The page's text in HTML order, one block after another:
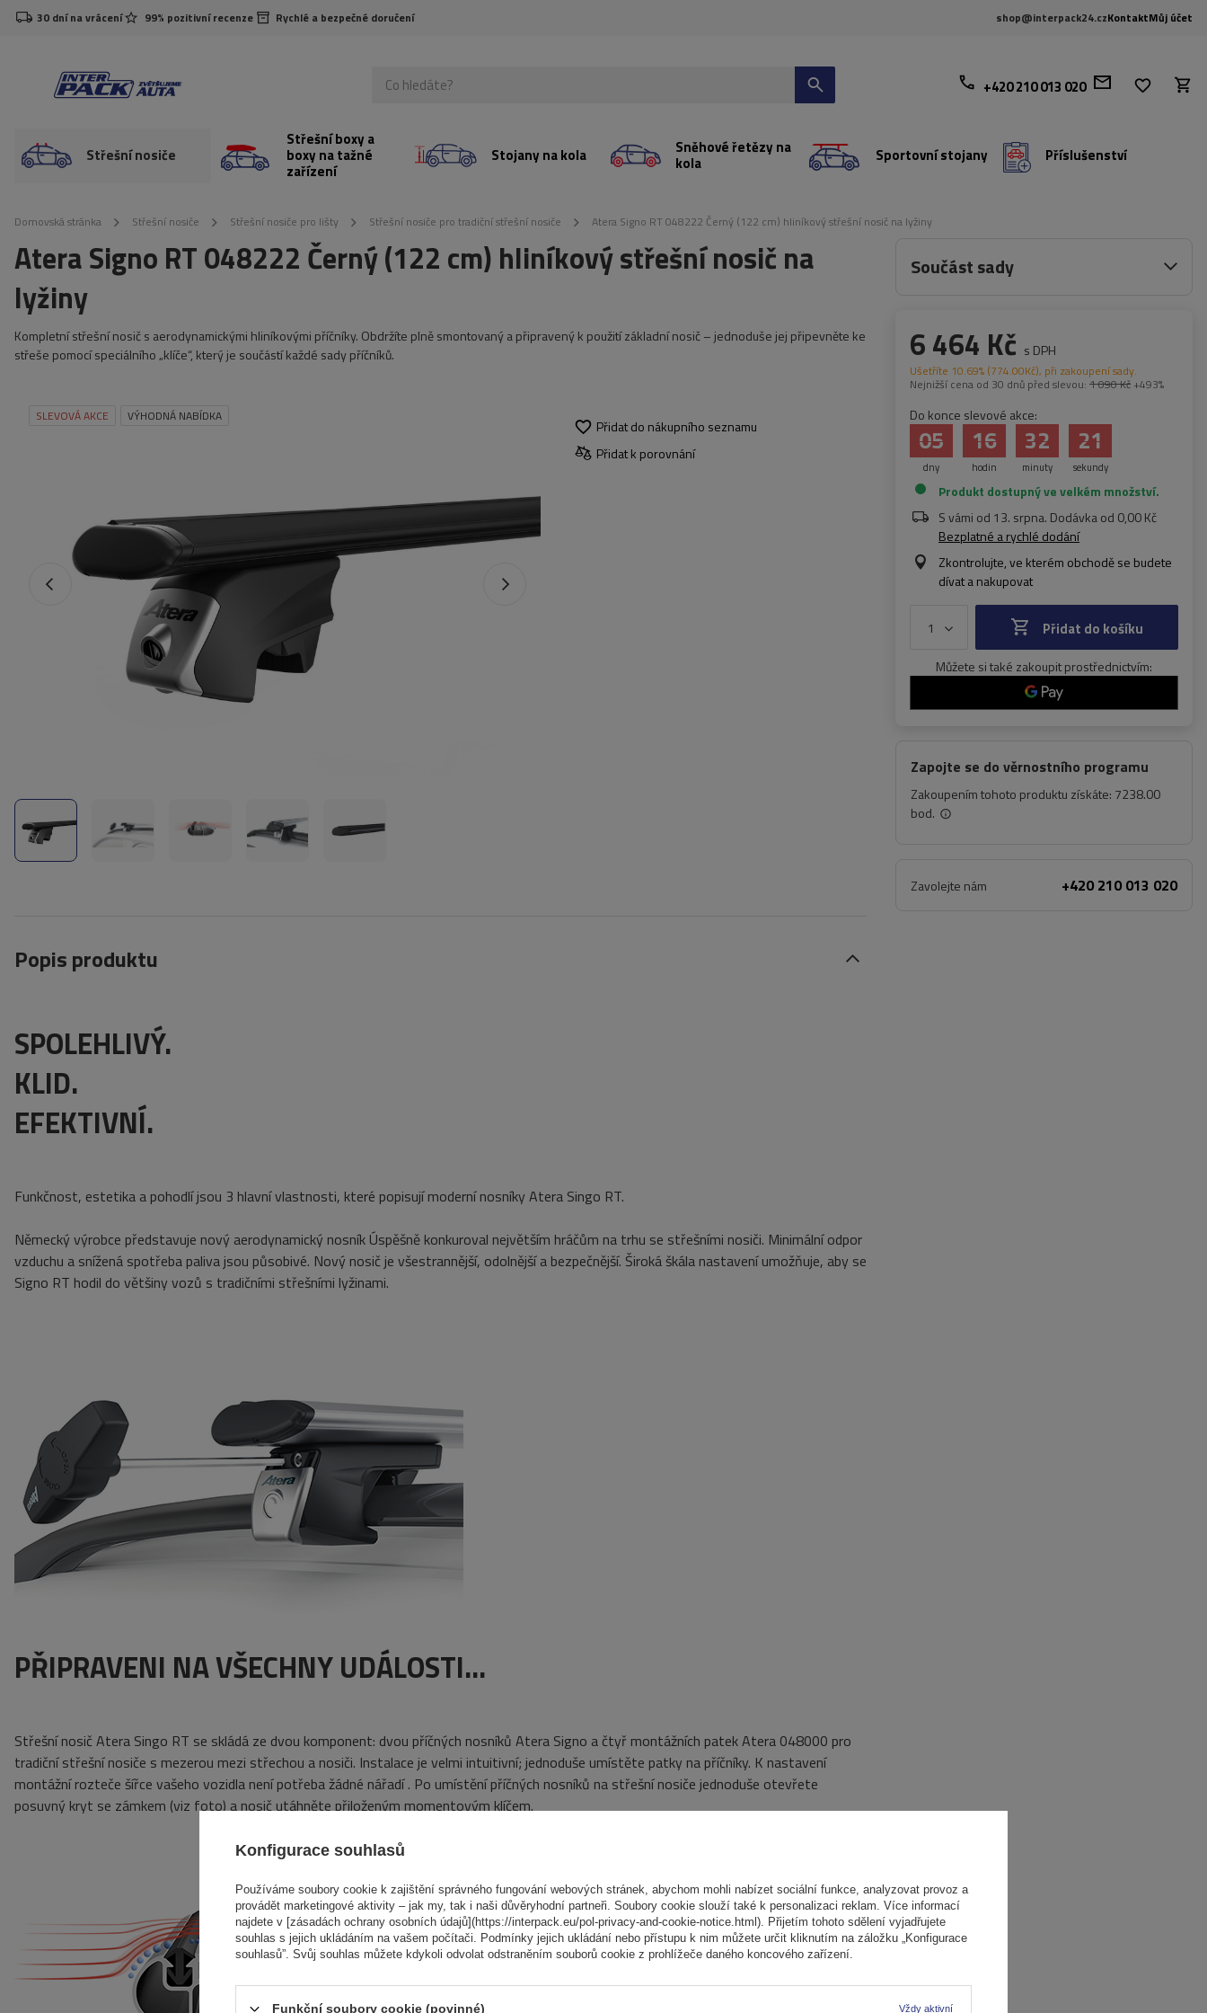
30 dní na vrácení 99% pozitivní recenze Rychlé a bezpečné doručení shop@interpack24.czKontaktMůj účet
+420 210 013 020
Střešní nosiče
Střešní boxy a
boxy na tažné
zařízení
Stojany na kola Sněhové řetězy na
kola Sportovní stojany Příslušenství
Domovská stránka Střešní nosiče Střešní nosiče pro lišty Střešní nosiče pro tradiční střešní nosiče Atera Signo RT 048222 Černý (122 cm) hliníkový střešní nosič na lyžiny
Atera Signo RT 048222 Černý (122 cm) hliníkový střešní nosič na
lyžiny
Kompletní střešní nosič s aerodynamickými hliníkovými příčníky. Obdržíte plně smontovaný a připravený k použití základní nosič – jednoduše jej připevněte ke
střeše pomocí speciálního „klíče“, který je součástí každé sady příčníků.
SLEVOVÁ AKCE VÝHODNÁ NABÍDKA
Přidat do nákupního seznamu
Přidat k porovnání
Součást sady
6 464 Kč s DPH
Ušetříte 10.69% (774.00Kč), při zakoupení sady.
Nejnižší cena od 30 dnů před slevou: 1 090 Kč +493%
Do konce slevové akce:
dny
05
hodin
16
minuty
32
sekundy
20
Produkt dostupný ve velkém množství
S vámi od 13. srpna. Dodávka od 0,00 Kč
Bezplatné a rychlé dodání
Zkontrolujte, ve kterém obchodě se budete
dívat a nakupovat
Přidat do košíku
Můžete si také zakoupit prostřednictvím:
Zapojte se do věrnostního programu
Zakoupením tohoto produktu získáte: 7238.00
bod.
Zavolejte nám +420 210 013 020
Popis produktu
SPOLEHLIVÝ.
KLID.
EFEKTIVNÍ.
Funkčnost, estetika a pohodlí jsou 3 hlavní vlastnosti, které popisují moderní nosníky Atera Singo RT.
Německý výrobce představuje nový aerodynamický nosník Úspěšně konkuroval největším hráčům na trhu se střešními nosiči. Minimální odpor
vzduchu a snížená spotřeba palivajsou působivé. Nový nosič je všestrannější, odolnější a bezpečnější. Široká škála nastavení umožňuje, aby se
Signo RT hodil do většiny vozů s tradičními střešními lyžinami.
PŘIPRAVENI NA VŠECHNY UDÁLOSTI...
Střešní nosič Atera Singo RT se skládá ze dvou komponent: dvou příčných nosníků Atera Signo a čtyř montážních patek Atera 048000 pro
tradiční střešní nosiče s mezerou mezi střechou a nosiči. Instalace je velmi intuitivní; jednoduše umístěte patky na příčníky. K nastavení
montážní rozteče šířce vašeho vozidla nenípotřebažádné nářadí. Po umístění příčných nosníků na střešní nosiče jednoduše otevřete
posuvný kryt se zámkem (viz foto)a nosič utáhnětepřiloženým momentovým klíčem.
Konfigurace souhlasů
Používáme soubory cookie k zajištění správného fungování webových stránek, abychom mohli nabízet sociální funkce, analyzovat provoz a
provádět marketingové aktivity – jak my, tak i naši důvěryhodní partneři. Soubory cookie slouží také k personalizaci reklam. Více informací
najdete v [zásadách ochrany osobních údajů](https://interpack.eu/pol-privacy-and-cookie-notice.html). Přijetím tohoto sdělení vyjadřujete
souhlas s jejich ukládáním na vašem počítači. Podmínky jejich ukládání nebo přístupu k nim můžete určit kliknutím na záložku „Konfigurace
souhlasů”. Svůj souhlas můžete kdykoli odvolat odstraněním souborů cookie z prohlížeče daného koncového zařízení.
Funkční soubory cookie (povinné) Vždy aktivní